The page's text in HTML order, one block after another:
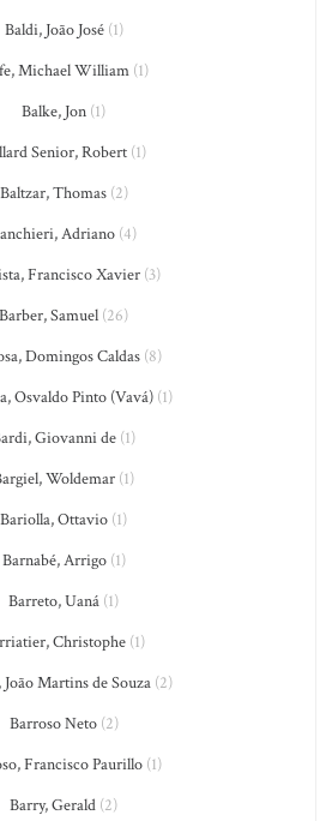
Baldi, João José(1)
Michael William (1)
Balke, Jon (1)
Senior, Robert(1)
Baltzar, Thomas(2)
Adriano (4)
Francisco Xavier(3)
Barber, Samuel (26)
Domingos Caldas (8)
Osvaldo Pinto (Vavá) (1)
Giovanni de (1)
Woldemar (1)
Bariolla, Ottavio (1)
Barnabé, Arrigo(1)
Barreto, Uaná (1)
Christophe (1)
João Martins de Souza (2)
Barroso Neto(2)
Francisco Paurillo (1)
Barry, Gerald (2)